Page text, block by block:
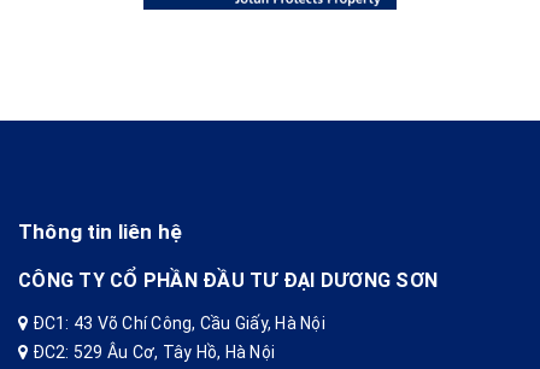
Thông tin liên hệ
CÔNG TY CỔ PHẦN ĐẦU TƯ ĐẠI DƯƠNG SƠN
ĐC1: 43 Võ Chí Công, Cầu Giấy, Hà Nội
ĐC2: 529 Âu Cơ, Tây Hồ, Hà Nội